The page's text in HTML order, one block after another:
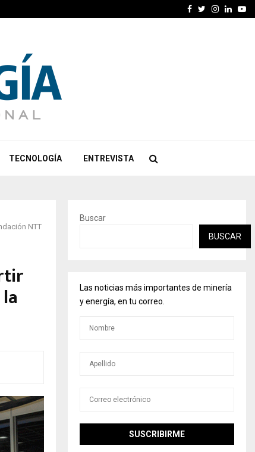
Facebook
Twitter
TECNOLOGÍA ENTREVISTA
NTT
Buscar
BUSCAR
Las noticias más importantes de minería
y energía, en tu correo.